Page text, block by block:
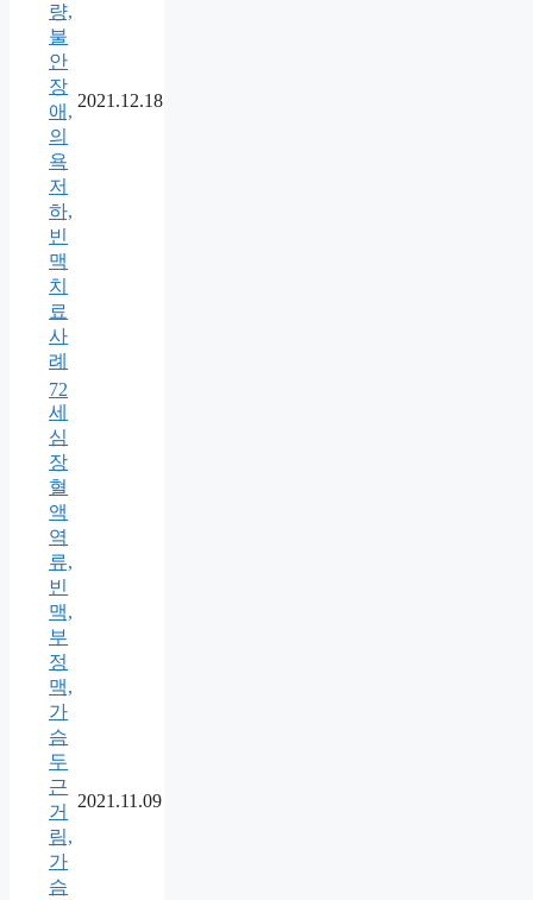
량,
불
안
장
애,
의
욕
저
하,
빈
맥
치
료
사
례
2021.12.18
72
세
심
장
혈
액
역
류,
빈
맥,
부
정
맥,
가
슴
두
근
거
림,
가
슴
2021.11.09